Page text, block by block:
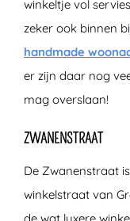
winkeltje vol
zeker ook binnen
handmade
er zijn daar nog
mag overslaan!
ZWANENSTRAAT
De Zwanenstraat
winkelstraat van